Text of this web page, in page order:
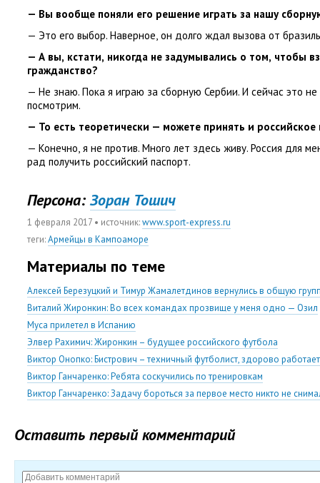
— Вы вообще поняли его решение играть за нашу
— Это его выбор. Наверное, он долго ждал вызова от
— А вы, кстати, никогда не задумывались о том, чтобы
гражданство?
— Не знаю. Пока я играю за сборную Сербии. И сейчас это
посмотрим.
— То есть теоретически — можете принять и российское
— Конечно, я не против. Много лет здесь живу. Россия для
рад получить российский паспорт.
Персона: Зоран Тошич
1 февраля 2017 • источник:www.sport-express.ru
теги:Армейцы в Кампоаморе
Материалы по теме
Алексей Березуцкий и Тимур Жамалетдинов вернулись в общую
Виталий Жиронкин: Во всех командах прозвище у меня одно — Озил
Муса прилетел в Испанию
Элвер Рахимич: Жиронкин – будущее российского футбола
Виктор Онопко: Бистрович – техничный футболист, здорово
Виктор Ганчаренко: Ребята соскучились по тренировкам
Виктор Ганчаренко: Задачу бороться за первое место никто не
Оставить первый комментарий